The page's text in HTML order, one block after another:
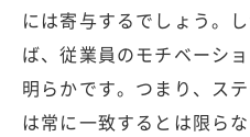
には寄与するでしょう。
ば、従業員のモチベーシ
明らかです。つまり、ス
は常に一致するとは限ら